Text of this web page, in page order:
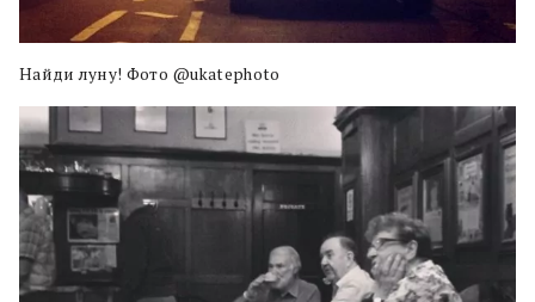
Найди луну! Фото @ukatephoto